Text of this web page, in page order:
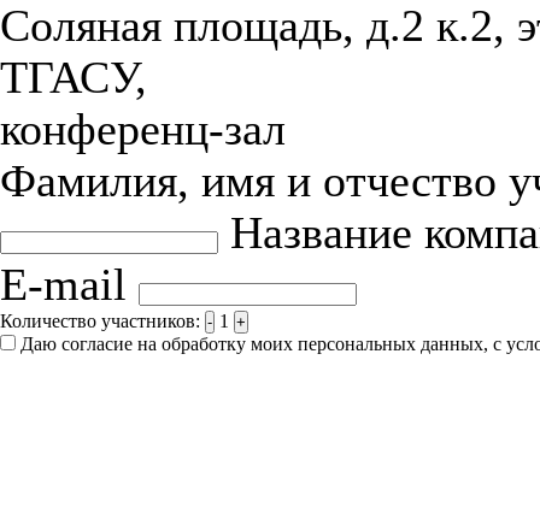
Соляная площадь, д.2 к.2,
ТГАСУ,
конференц-зал
Фамилия, имя и отчество
Название
E-mail
Количество участников: - 1 +
Даю согласие на обработку моих персональных данных, с